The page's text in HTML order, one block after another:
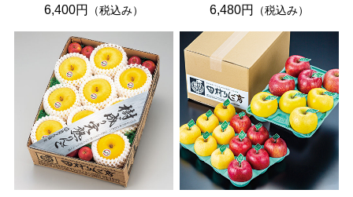
6,400円
（税込み）
6,480円
（税込み）